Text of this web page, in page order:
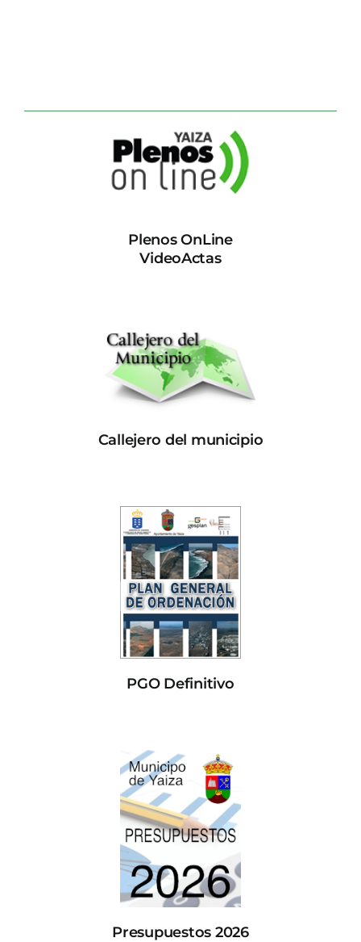
Plenos OnLine
VideoActas
Callejero del municipio
PGO Definitivo
Presupuestos 2026